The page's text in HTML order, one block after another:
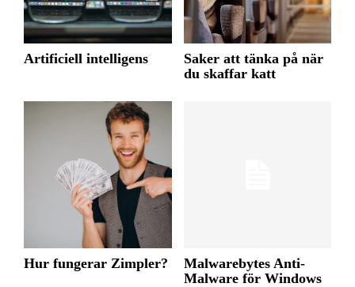
Artificiell intelligens
Saker att tänka på när
du skaffar katt
Hur fungerar Zimpler?
Malwarebytes Anti-
Malware för Windows